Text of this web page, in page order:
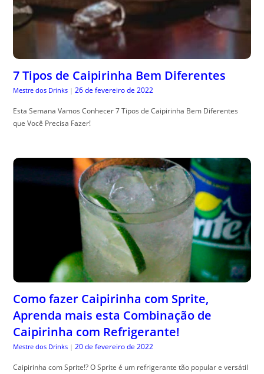
7 Tipos de Caipirinha Bem Diferentes
Mestre dos Drinks | 26 de fevereiro de 2022
Esta Semana Vamos Conhecer 7 Tipos de Caipirinha Bem Diferentes
que Você Precisa Fazer!
Como fazer Caipirinha com Sprite,
Aprenda mais esta Combinação de
Caipirinha com Refrigerante!
Mestre dos Drinks | 20 de fevereiro de 2022
Caipirinha com Sprite!? O Sprite é um refrigerante tão popular e versátil